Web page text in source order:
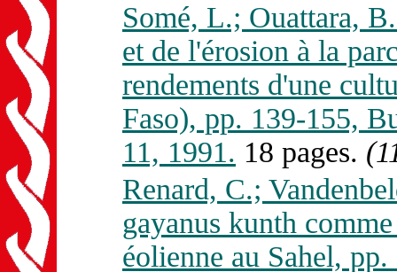
Somé, L.; Ouattara,
et de l'érosion à la
rendements d'une
Faso), pp. 139-155,
11, 1991. 18 pages.
Renard, C.;
gayanus kunth
éolienne au Sahel,